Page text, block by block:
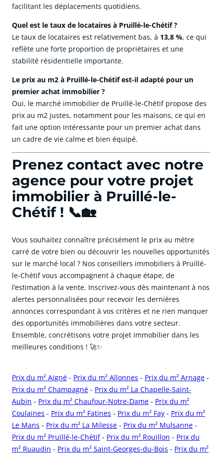
facilitant les déplacements quotidiens.
Quel est le taux de locataires à Pruillé-le-Chétif ?
Le taux de locataires est relativement bas, à 13,8 %, ce qui
reflète une forte proportion de propriétaires et une
stabilité résidentielle importante.
Le prix au m2 à Pruillé-le-Chétif est-il adapté pour un
premier achat immobilier ?
Oui, le marché immobilier de Pruillé-le-Chétif propose des
prix au m2 justes, notamment pour les maisons, ce qui en
fait une option intéressante pour un premier achat dans
un cadre de vie calme et bien équipé.
Prenez contact avec notre
agence pour votre projet
immobilier à Pruillé-le-
Chétif ! 📞🏡
Vous souhaitez connaître précisément le prix au mètre
carré de votre bien ou découvrir les nouvelles opportunités
sur le marché local ? Nos conseillers immobiliers à Pruillé-
le-Chétif vous accompagnent à chaque étape, de
l’estimation à la vente. Inscrivez-vous dès maintenant à nos
alertes personnalisées pour recevoir les dernières
annonces correspondant à vos critères et ne rien manquer
des opportunités immobilières dans votre secteur.
Ensemble, concrétisons votre projet immobilier dans les
meilleures conditions ! 🚀✨
Prix du m² Aigné - Prix du m² Allonnes - Prix du m² Arnage -
Prix du m² Champagné - Prix du m² La Chapelle-Saint-
Aubin - Prix du m² Chaufour-Notre-Dame - Prix du m²
Coulaines - Prix du m² Fatines - Prix du m² Fay - Prix du m²
Le Mans - Prix du m² La Milesse - Prix du m² Mulsanne -
Prix du m² Pruillé-le-Chétif- Prix du m² Rouillon - Prix du
m² Ruaudin - Prix du m² Saint-Georges-du-Bois - Prix du m²